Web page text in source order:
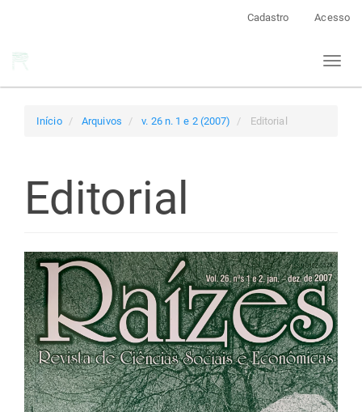
Cadastro Acesso
Toggle
Início Arquivos v. 26 n. 1 e 2 (2007) Editorial
Editorial
Barra
lateral
de
artigos